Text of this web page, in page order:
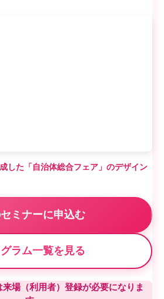
した「自治体総合フェア」のデザイン
ミナーに申込む
ラム一覧を見る
場（利用者）登録が必要になりま